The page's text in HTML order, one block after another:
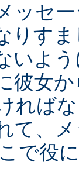
ッセ
りす
いよ
彼女
れば
て、
で役